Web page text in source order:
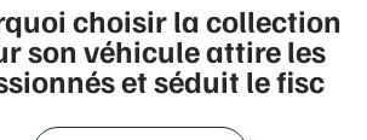
choisir la collection
son véhicule attire les
et séduit le fisc